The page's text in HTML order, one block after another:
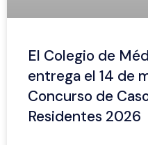
El Colegio de
entrega el 14 de
Concurso de
Residentes 2026